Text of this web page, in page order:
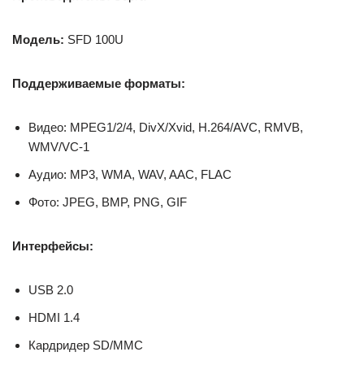
Модель: SFD 100U
Поддерживаемые форматы:
Видео: MPEG1/2/4, DivX/Xvid, H.264/AVC, RMVB,
WMV/VC-1
Аудио: MP3, WMA, WAV, AAC, FLAC
Фото: JPEG, BMP, PNG, GIF
Интерфейсы:
USB 2.0
HDMI 1.4
Кардридер SD/MMC